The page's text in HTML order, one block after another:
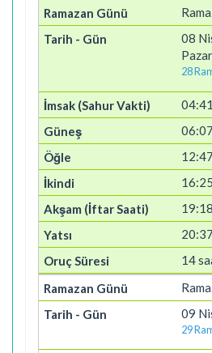
08
28
04:41
06:07
12:47
16:25
19:18
20:37
14
09
29